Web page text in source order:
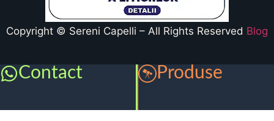
Copyright © Sereni Capelli – All Rights Reserved Blog
Contact Produse